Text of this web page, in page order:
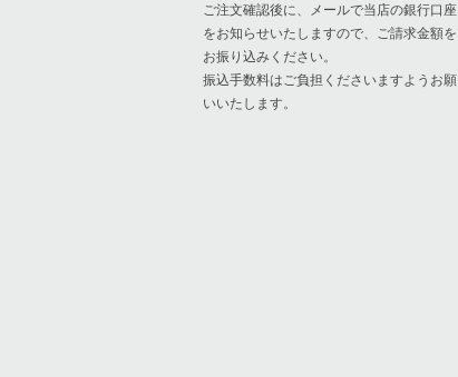
ご注文確認後に、メールで当店の銀行口座
をお知らせいたしますので、ご請求金額を
お振り込みください。
振込手数料はご負担くださいますようお願
いいたします。